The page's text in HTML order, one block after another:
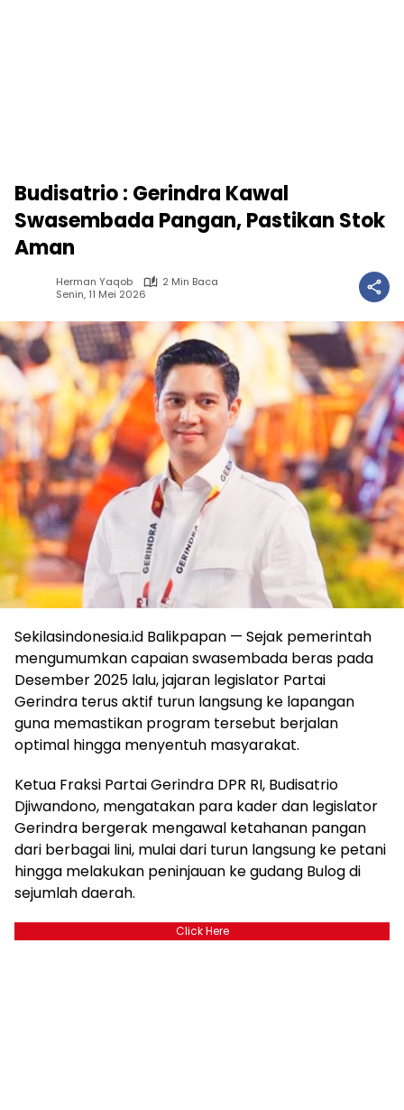
Budisatrio : Gerindra Kawal
Swasembada Pangan, Pastikan Stok
Aman
Herman Yaqob
2 Min Baca
Senin, 11 Mei 2026
Sekilasindonesia.id Balikpapan — Sejak pemerintah
mengumumkan capaian swasembada beras pada
Desember 2025 lalu, jajaran legislator Partai
Gerindra terus aktif turun langsung ke lapangan
guna memastikan program tersebut berjalan
optimal hingga menyentuh masyarakat.
Ketua Fraksi Partai Gerindra DPR RI, Budisatrio
Djiwandono, mengatakan para kader dan legislator
Gerindra bergerak mengawal ketahanan pangan
dari berbagai lini, mulai dari turun langsung ke petani
hingga melakukan peninjauan ke gudang Bulog di
sejumlah daerah.
Click Here